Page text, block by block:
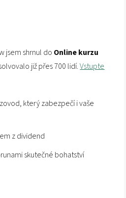
jsem shrnul do Online kurzu
již přes 700 lidí.Vstupte
který zabezpečí i vaše
z dividend
skutečné bohatství